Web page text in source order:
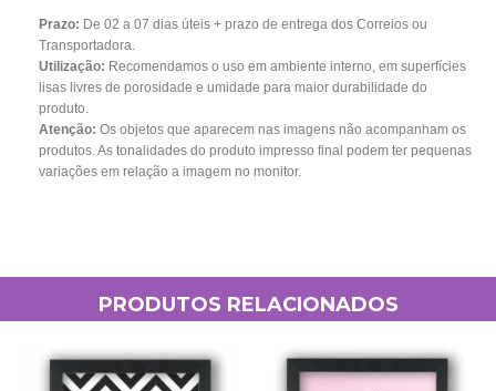
Prazo: De 02 a 07 dias úteis + prazo de entrega dos Correios ou
Transportadora.
Utilização: Recomendamos o uso em ambiente interno, em superfícies
lisas livres de porosidade e umidade para maior durabilidade do
produto.
Atenção: Os objetos que aparecem nas imagens não acompanham os
produtos. As tonalidades do produto impresso final podem ter pequenas
variações em relação a imagem no monitor.
PRODUTOS RELACIONADOS